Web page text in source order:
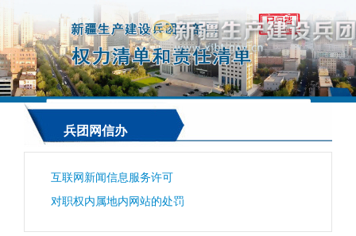
兵团网信办
互联网新闻信息服务许可
对职权内属地内网站的处罚